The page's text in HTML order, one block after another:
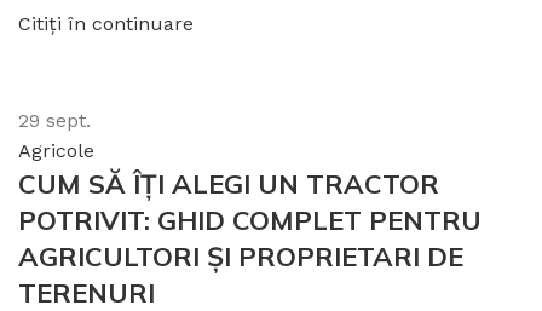
Citiți în continuare
29 sept.
Agricole
CUM SĂ ÎȚI ALEGI UN TRACTOR
POTRIVIT: GHID COMPLET PENTRU
AGRICULTORI ȘI PROPRIETARI DE
TERENURI